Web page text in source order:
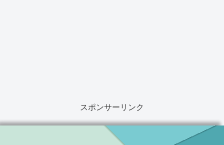
スポンサーリンク